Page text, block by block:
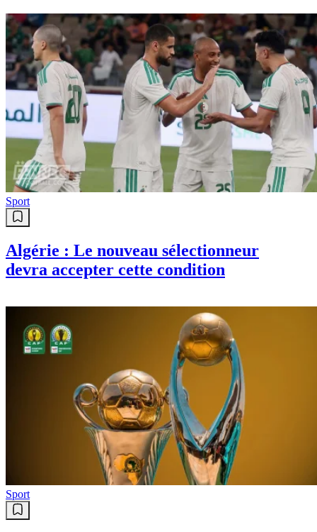
Sport
Algérie : Le nouveau sélectionneur
devra accepter cette condition
Sport